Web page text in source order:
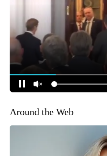
Around the Web